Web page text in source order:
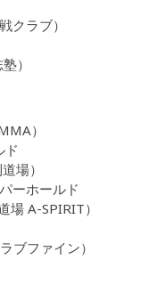
ラブ）
）
）
）
ーホールド
A-SPIRIT）
ァイン）